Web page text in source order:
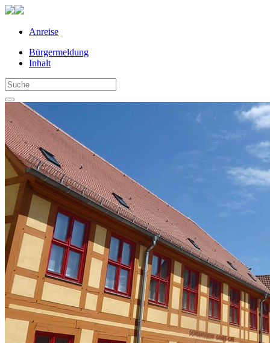
Anreise
Bürgermeldung
Inhalt